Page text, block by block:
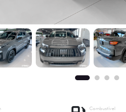
Combustível